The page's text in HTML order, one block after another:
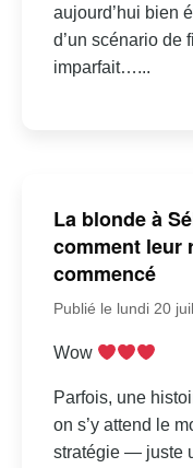
aujourd’hui bien
d’un scénario de
imparfait…...
La blonde à
comment leur
commencé
Publié le lundi 20
Wow
Parfois, une
on s’y attend le
stratégie — juste